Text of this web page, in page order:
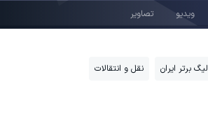
ویدیو تصاویر
لیگ برتر ایران نقل و انتقالات